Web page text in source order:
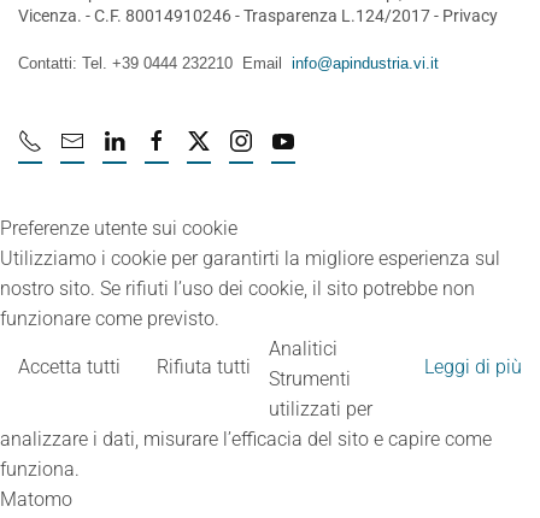
Vicenza. - C.F. 80014910246 -Trasparenza L.124/2017- Privacy
Contatti: Tel. +39 0444 232210 Email info@apindustria.vi.it
Preferenze utente sui cookie
Utilizziamo i cookie per garantirti la migliore esperienza sul
nostro sito. Se rifiuti l’uso dei cookie, il sito potrebbe non
funzionare come previsto.
Accetta tutti Rifiuta tutti Leggi di più
Analitici
Strumenti
utilizzati per
analizzare i dati, misurare l’efficacia del sito e capire come
funziona.
Matomo